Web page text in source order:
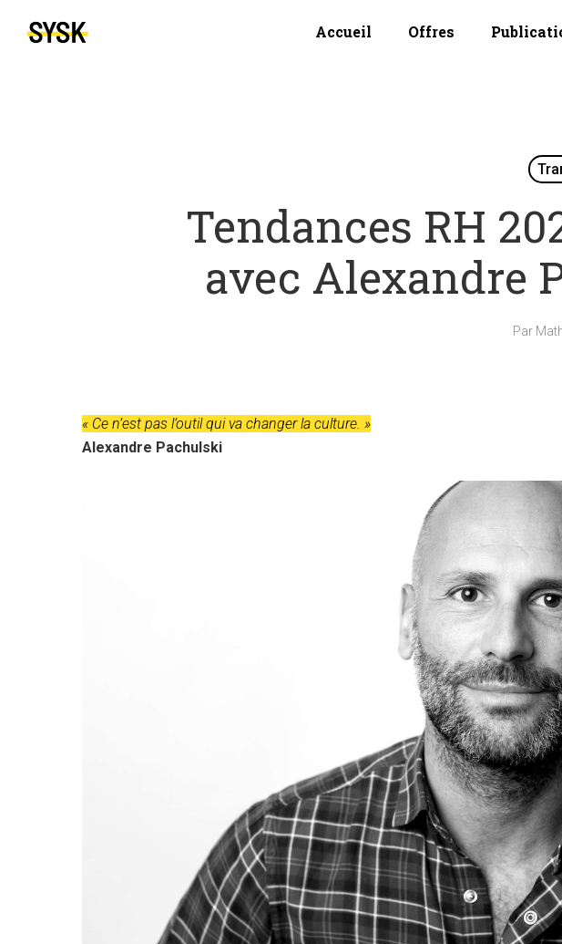
Accueil Offres
Tendances RH
avec Alexandre
Par
« Ce n’est pas l’outil qui va changer la culture. »
Alexandre Pachulski